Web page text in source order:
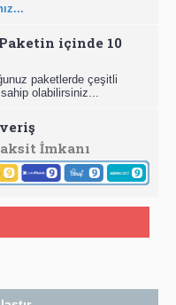
içinde 10
paketlerde çeşitli
olabilirsiniz...
İmkanı